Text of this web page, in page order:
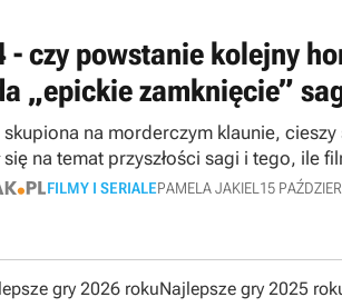
- czy powstanie kolejny
„epickie zamknięcie”
na morderczym klaunie,
na temat przyszłości sagi i tego, ile
FILMY I SERIALEPAMELA JAKIEL 15
gry 2026 rokuNajlepsze gry 2025